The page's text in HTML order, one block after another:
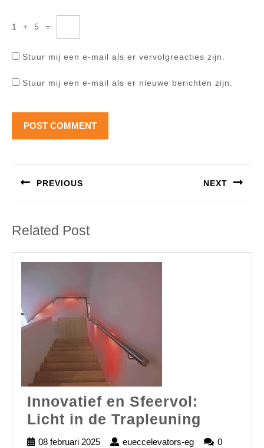
1 + 5 =
Stuur mij een e-mail als er vervolgreacties zijn.
Stuur mij een e-mail als er nieuwe berichten zijn.
PREVIOUS NEXT
Related Post
Innovatief en Sfeervol:
Licht in de Trapleuning
en
08 februari 2025
08
eueccelevators-eg
eueccelevators-
0